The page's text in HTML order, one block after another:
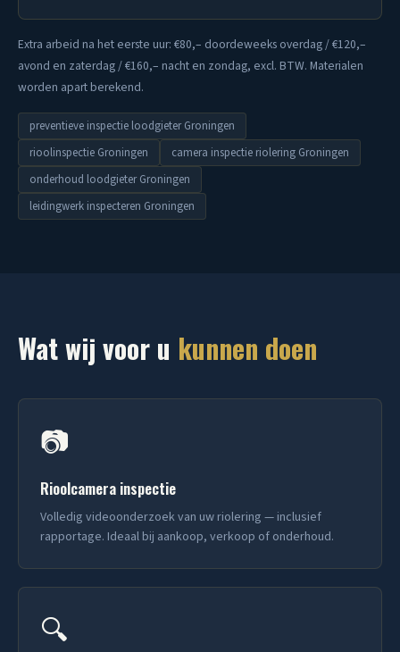
Extra arbeid na het eerste uur: €80,– doordeweeks overdag / €120,–
avond en zaterdag / €160,– nacht en zondag, excl. BTW. Materialen
worden apart berekend.
preventieve inspectie loodgieter Groningen
rioolinspectie Groningen
camera inspectie riolering Groningen
onderhoud loodgieter Groningen
leidingwerk inspecteren Groningen
Wat wij voor u kunnen doen
📷
Rioolcamera inspectie
Volledig videoonderzoek van uw riolering — inclusief
rapportage. Ideaal bij aankoop, verkoop of onderhoud.
🔍